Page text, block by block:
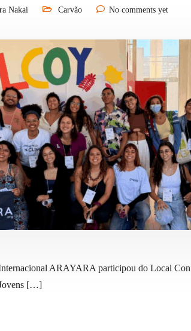
Nakai Carvão No comments yet
ARAYARA participou do Local
[…]